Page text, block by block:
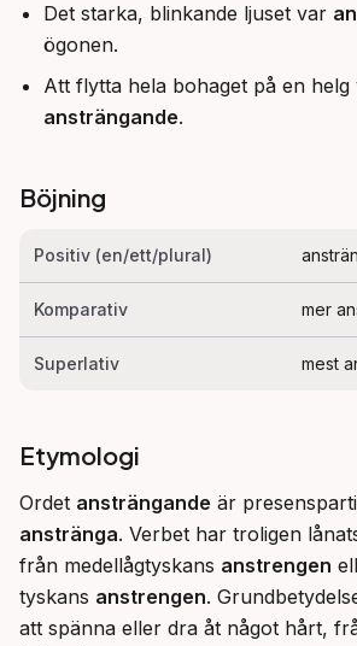
Det starka, blinkande ljuset var
ögonen.
Att flytta hela bohaget på en
ansträngande.
Böjning
Positiv (en/ett/plural)
Komparativ mer
Superlativ mest
Etymologi
Ordet ansträngande
anstränga. Verbet har troligen
från medellågtyskans anstrengen
tyskans anstrengen.
att spänna eller dra åt något hårt,